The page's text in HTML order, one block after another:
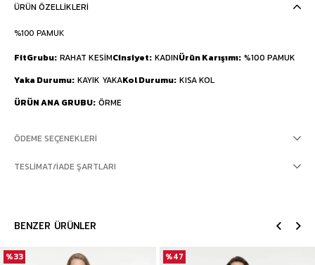
ÜRÜN ÖZELLIKLERI
%100 PAMUK
FitGrubu RAHAT KESİMCinsiyet KADINÜrün Karışımı %100 PAMUK
Yaka Durumu KAYIK YAKAKol Durumu KISA KOL
ÜRÜN ANA GRUBU ÖRME
ÖDEME SEÇENEKLERI
TESLIMAT/İADE ŞARTLARI
BENZER ÜRÜNLER
%33 %47